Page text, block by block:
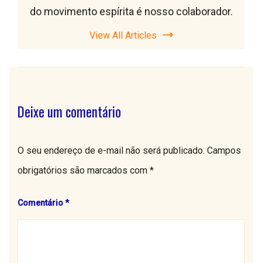
do movimento espírita é nosso colaborador.
View All Articles
Deixe um comentário
O seu endereço de e-mail não será publicado. Campos
obrigatórios são marcados com *
Comentário*